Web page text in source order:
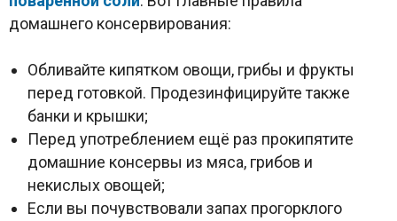
домашнего консервирования:
Обливайте кипятком овощи, грибы и фрукты
перед готовкой. Продезинфицируйте также
банки и крышки;
Перед употреблением ещё раз прокипятите
домашние консервы из мяса, грибов и
некислых овощей;
Если вы почувствовали запах прогорклого